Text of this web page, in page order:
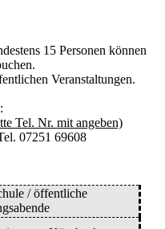
15 Personen können
Veranstaltungen.
Tel. Nr. mit angeben)
07251 69608
/ öffentliche